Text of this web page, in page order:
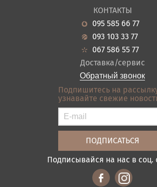
Гостиная
Кухня
Прихожие
Ванная
Акции
О нас
Новости
Гарантия
Кредит
Оплата и доставка
Отзывы
Контакты
Карта сайта
Условия покупки
КОНТАКТЫ
095 585 66 77
093 103 33 77
067 586 55 77
Доставка/сервис
Обратный звонок
Подпишитесь на
узнавайте свежие
Подписывайся на нас в соц.